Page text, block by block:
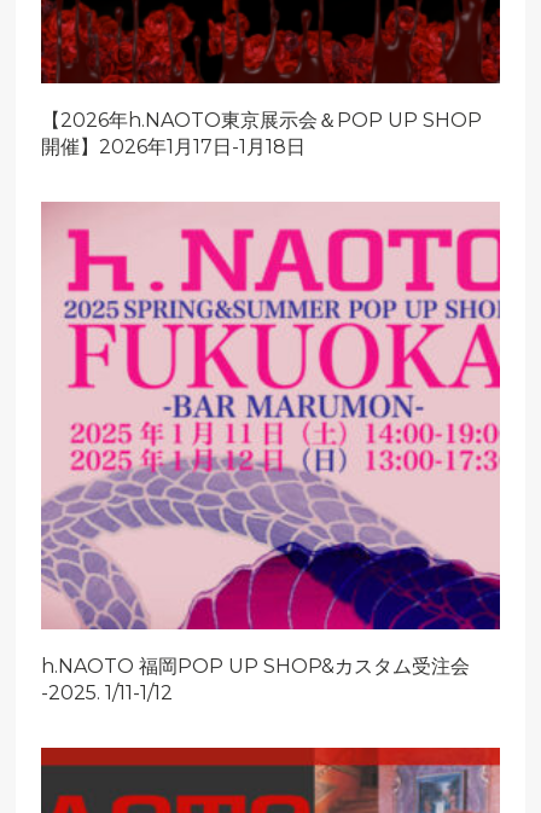
【2026年h.NAOTO東京展示会＆POP UP SHOP
開催】2026年1月17日-1月18日
h.NAOTO 福岡POP UP SHOP&カスタム受注会
-2025. 1/11-1/12